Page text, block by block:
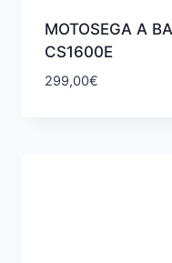
MOTOSEGA A
CS1600E
299,00€